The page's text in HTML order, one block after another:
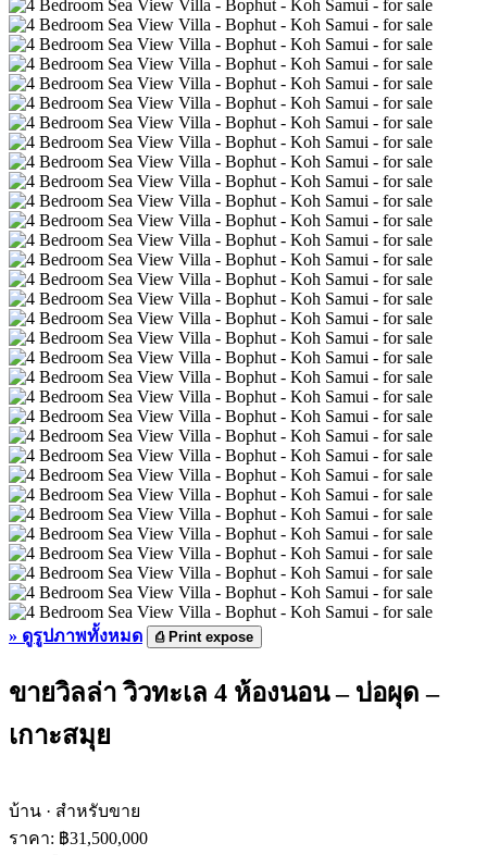
» ดูรูปภาพทั้งหมด ⎙Print expose
ขายวิลล่า วิวทะเล 4 ห้องนอน – บ่อผุด –
เกาะสมุย
บ้าน · สำหรับขาย
ราคา: ฿31,500,000